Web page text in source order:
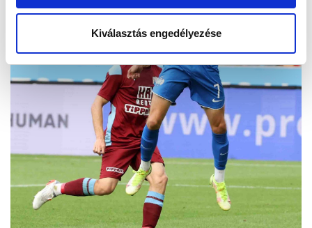
Kiválasztás engedélyezése